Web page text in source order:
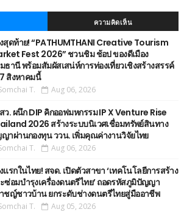
ความคิดเห็น
สุดท้าย! “PATHUMTHANI Creative Tourism
Fest 2026” ชวนชิม ช้อป ของดีเมือง
ธานี พร้อมสัมผัสเสน่ห์การท่องเที่ยวเชิงสร้างสรรค์
สิงหาคมนี้
T. Aug 06, 2026
ว. ผนึก DIP คิกออฟมหกรรม IP X Venture Rise
2026 สร้างระบบนิเวศเชื่อมทรัพย์สินทาง
าผ่านกองทุน ววน. เพิ่มคุณค่างานวิจัยไทย
T. Aug 06, 2026
แรกในไทย! สจด. เปิดตัวสาขา ‘เทคโนโลยีการสร้าง
ซ่อมบำรุงเครื่องดนตรีไทย’ ​ถอดรหัสภูมิปัญญา
ชญ์ชาวบ้าน ยกระดับช่างดนตรีไทยสู่มืออาชีพ
T. Aug 05, 2026